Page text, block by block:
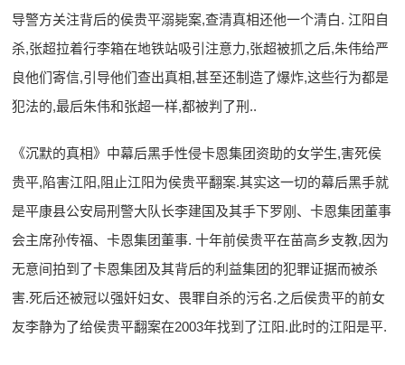
导警方关注背后的侯贵平溺毙案,查清真相还他一个清白. 江阳自
杀,张超拉着行李箱在地铁站吸引注意力,张超被抓之后,朱伟给严
良他们寄信,引导他们查出真相,甚至还制造了爆炸,这些行为都是
犯法的,最后朱伟和张超一样,都被判了刑..
《沉默的真相》中幕后黑手性侵卡恩集团资助的女学生,害死侯
贵平,陷害江阳,阻止江阳为侯贵平翻案.其实这一切的幕后黑手就
是平康县公安局刑警大队长李建国及其手下罗刚、卡恩集团董事
会主席孙传福、卡恩集团董事. 十年前侯贵平在苗高乡支教,因为
无意间拍到了卡恩集团及其背后的利益集团的犯罪证据而被杀
害.死后还被冠以强奸妇女、畏罪自杀的污名.之后侯贵平的前女
友李静为了给侯贵平翻案在2003年找到了江阳.此时的江阳是平.